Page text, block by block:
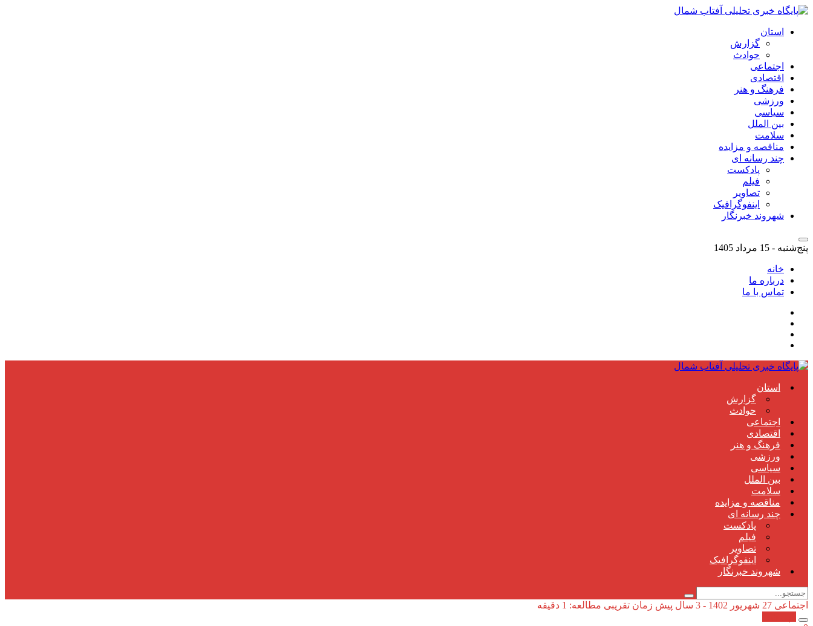
استان
گزارش
حوادث
اجتماعی
اقتصادی
فرهنگ و هنر
ورزشی
سیاسی
بین الملل
سلامت
مناقصه و مزایده
چند رسانه ای
پادکست
فیلم
تصاویر
اینفوگرافیک
شهروند خبرنگار
پنج‌شنبه - 15 مرداد 1405
خانه
درباره ما
تماس با ما
استان
گزارش
حوادث
اجتماعی
اقتصادی
فرهنگ و هنر
ورزشی
سیاسی
بین الملل
سلامت
مناقصه و مزایده
چند رسانه ای
پادکست
فیلم
تصاویر
اینفوگرافیک
شهروند خبرنگار
اجتماعی 27 شهریور 1402 - 3 سال پیش
زمان تقریبی مطالعه: 1 دقیقه